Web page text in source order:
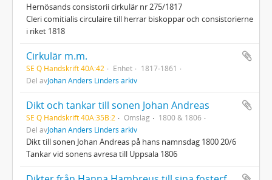
Hernösands consistorii cirkulär nr 275/1817
Cleri comitialis circulaire till herrar biskoppar och consistorierne
i riket 1818
Cirkulär m.m.
SE Q Handskrift 40A:42 Enhet
1817-1861
Del avJohan Anders Linders arkiv
Dikt och tankar till sonen Johan Andreas
SE Q Handskrift 40A:35B:2 Omslag
1800 & 1806
Del avJohan Anders Linders arkiv
Dikt till sonen Johan Andreas på hans namnsdag 1800 20/6
Tankar vid sonens avresa till Uppsala 1806